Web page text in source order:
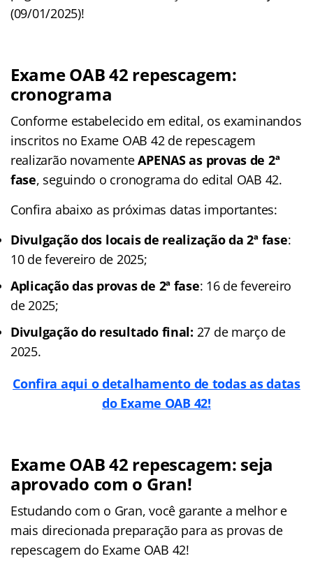
(09/01/2025)!
Exame OAB 42 repescagem:
cronograma
Conforme estabelecido em edital, os examinandos
inscritos no Exame OAB 42 de repescagem
realizarão novamenteAPENAS as provas de 2ª
fase, seguindo o cronograma do edital OAB 42.
Confira abaixo as próximas datas importantes:
Divulgação dos locais de realização da 2ª fase:
10 de fevereiro de 2025;
Aplicação das provas de 2ª fase: 16 de fevereiro
de 2025;
Divulgação do resultado final: 27 de março de
2025.
Confira aqui o detalhamento de todas as datas
do Exame OAB 42!
Exame OAB 42 repescagem: seja
aprovado com o Gran!
Estudando com o Gran, você garante a melhor e
mais direcionada preparação para as provas de
repescagem do Exame OAB 42!